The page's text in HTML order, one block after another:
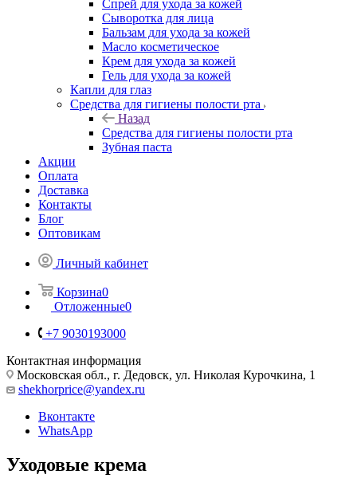
Спрей для ухода за кожей
Сыворотка для лица
Бальзам для ухода за кожей
Масло косметическое
Крем для ухода за кожей
Гель для ухода за кожей
Капли для глаз
Средства для гигиены полости рта
Назад
Средства для гигиены полости рта
Зубная паста
Акции
Оплата
Доставка
Контакты
Блог
Оптовикам
Личный кабинет
Корзина0
Отложенные0
+7 9030193000
Контактная информация
Московская обл., г. Дедовск, ул. Николая Курочкина, 1
shekhorprice@yandex.ru
Вконтакте
WhatsApp
Уходовые крема